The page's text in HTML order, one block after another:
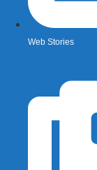
Web Stories